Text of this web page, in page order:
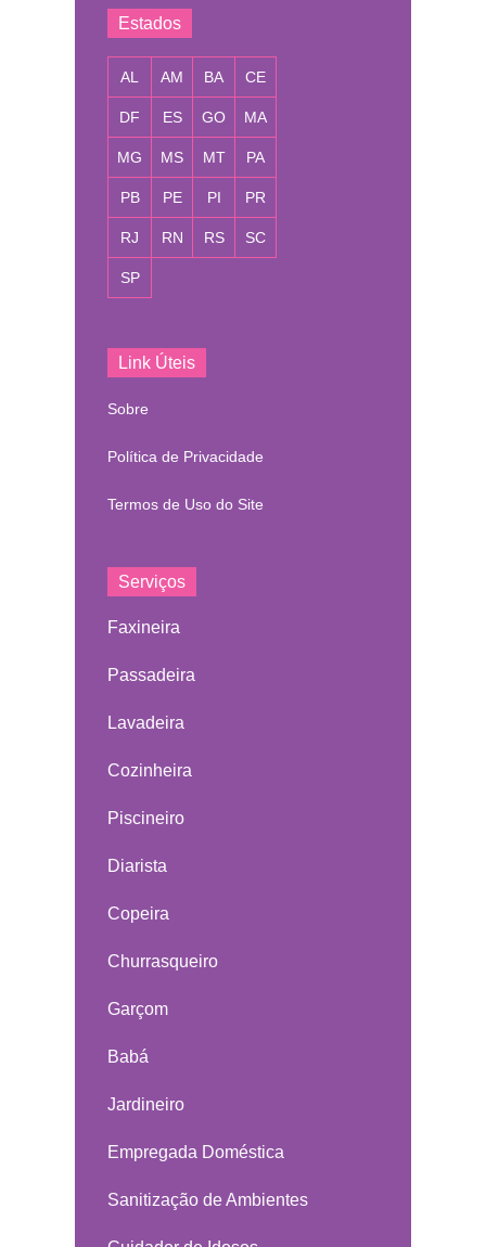
Estados
AL AM BA CE
DF ES GO MA
MG MS MT PA
PB PE PI PR
RJ RN RS SC
SP
Link Úteis
Sobre
Política de Privacidade
Termos de Uso do Site
Serviços
Faxineira
Passadeira
Lavadeira
Cozinheira
Piscineiro
Diarista
Copeira
Churrasqueiro
Garçom
Babá
Jardineiro
Empregada Doméstica
Sanitização de Ambientes